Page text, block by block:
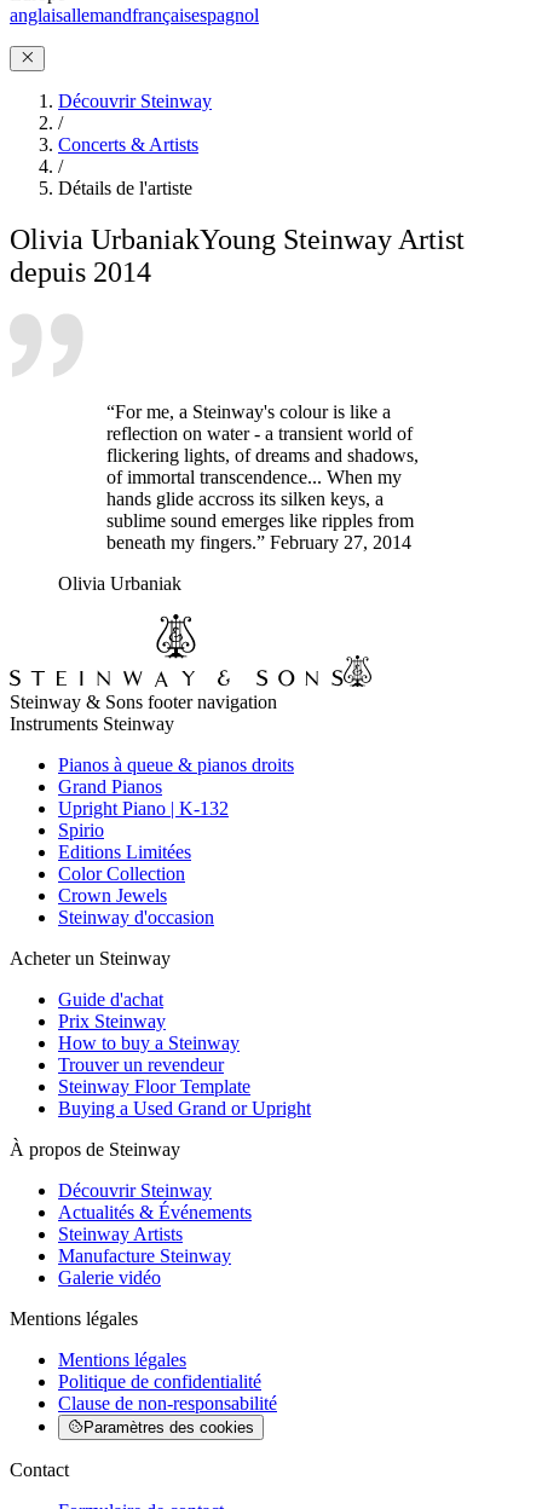
anglaisallemandfrançaisespagnol
Découvrir Steinway
/
Concerts & Artists
/
Détails de l'artiste
Olivia UrbaniakYoung Steinway Artist
depuis 2014
“For me, a Steinway's colour is like a
reflection on water - a transient world of
flickering lights, of dreams and shadows,
of immortal transcendence... When my
hands glide accross its silken keys, a
sublime sound emerges like ripples from
beneath my fingers.” February 27, 2014
Olivia Urbaniak
Steinway & Sons footer navigation
Instruments Steinway
Pianos à queue & pianos droits
Grand Pianos
Upright Piano | K-132
Spirio
Editions Limitées
Color Collection
Crown Jewels
Steinway d'occasion
Acheter un Steinway
Guide d'achat
Prix Steinway
How to buy a Steinway
Trouver un revendeur
Steinway Floor Template
Buying a Used Grand or Upright
À propos de Steinway
Découvrir Steinway
Actualités & Événements
Steinway Artists
Manufacture Steinway
Galerie vidéo
Mentions légales
Mentions légales
Politique de confidentialité
Clause de non-responsabilité
Paramètres des cookies
Contact